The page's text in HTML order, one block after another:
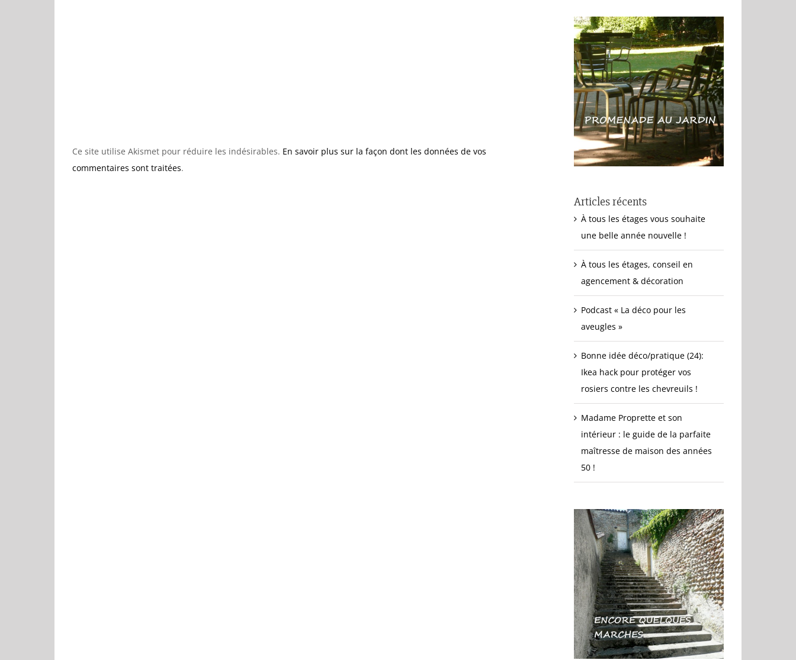
Ce site utilise Akismet pour réduire les indésirables. En savoir plus sur la façon dont les données de vos
commentaires sont traitées.
Articles récents
À tous les étages vous souhaite
une belle année nouvelle !
À tous les étages, conseil en
agencement & décoration
Podcast « La déco pour les
aveugles »
Bonne idée déco/pratique (24):
Ikea hack pour protéger vos
rosiers contre les chevreuils !
Madame Proprette et son
intérieur : le guide de la parfaite
maîtresse de maison des années
50 !